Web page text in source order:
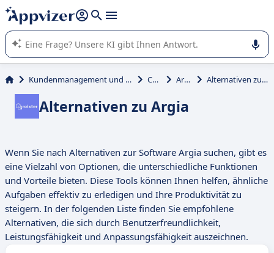
beantworten (mehrere Zeilen mit
Die KI von Appvizer führt Sie bei der Nutzung oder Auswahl
von SaaS-Software in Unternehmen.
Kundenmanagement und Vertrieb CRM Argia Alternativen zu Argia
Alternativen zu Argia
Wenn Sie nach Alternativen zur Software Argia suchen, gibt es
eine Vielzahl von Optionen, die unterschiedliche Funktionen
und Vorteile bieten. Diese Tools können Ihnen helfen, ähnliche
Aufgaben effektiv zu erledigen und Ihre Produktivität zu
steigern. In der folgenden Liste finden Sie empfohlene
Alternativen, die sich durch Benutzerfreundlichkeit,
Leistungsfähigkeit und Anpassungsfähigkeit auszeichnen.